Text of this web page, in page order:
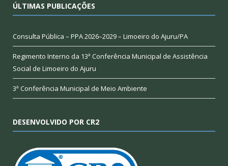
ÚLTIMAS PUBLICAÇÕES
Consulta Pública – PPA 2026–2029 – Limoeiro do Ajuru/PA
Regimento Interno da 13ª Conferência Municipal de Assistência
Social de Limoeiro do Ajuru
3ª Conferência Municipal de Meio Ambiente
DESENVOLVIDO POR CR2